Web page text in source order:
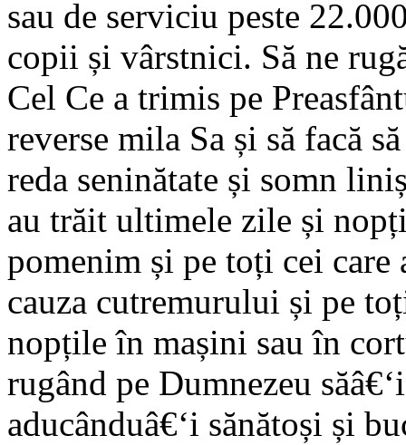
sau de serviciu peste
copii și vârstnici. Să ne
Cel Ce a trimis pe
reverse mila Sa și să facă
reda seninătate și somn
au trăit ultimele zile și
pomenim și pe toți cei
cauza cutremurului și pe
nopțile în mașini sau în
rugând pe Dumnezeu
aducânduâ€‘i sănătoși și